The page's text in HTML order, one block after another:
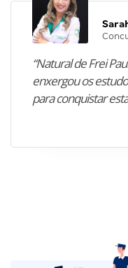
“Natural de Frei
enxergou os
para conquistar